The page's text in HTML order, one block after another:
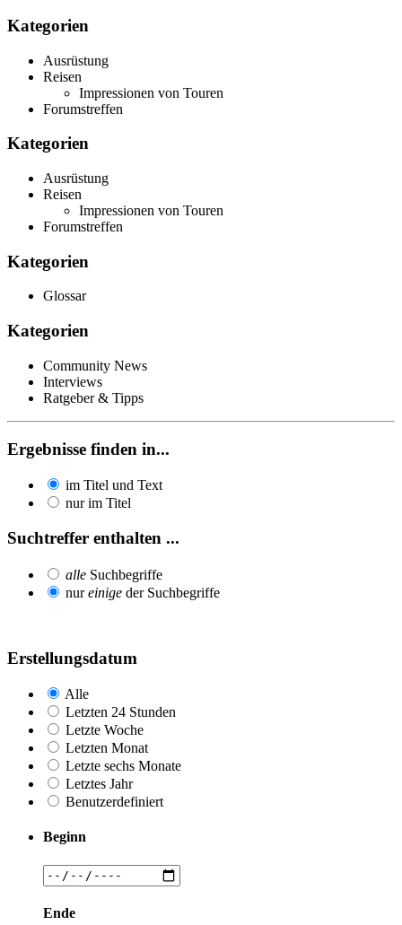
Kategorien
Ausrüstung
Reisen
Impressionen von Touren
Forumstreffen
Kategorien
Ausrüstung
Reisen
Impressionen von Touren
Forumstreffen
Kategorien
Glossar
Kategorien
Community News
Interviews
Ratgeber & Tipps
Ergebnisse finden in...
im Titel und Text
nur im Titel
Suchtreffer enthalten ...
alle Suchbegriffe
nureinige der Suchbegriffe
Erstellungsdatum
Alle
Letzten 24 Stunden
Letzte Woche
Letzten Monat
Letzte sechs Monate
Letztes Jahr
Benutzerdefiniert
Beginn
Ende